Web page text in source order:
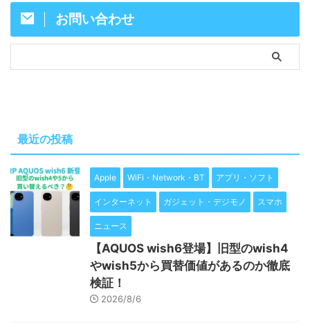
お問い合わせ
最近の投稿
Apple WiFi・Network・BT アプリ・ソフト
インターネット ガジェット・デジモノ スマホ
ニュース
【AQUOS wish6登場】旧型のwish4
やwish5から買替価値があるのか徹底
検証！
2026/8/6